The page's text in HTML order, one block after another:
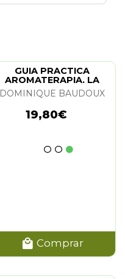
GUIA PRACTICA
AROMATERAPIA. LA
DIFUSION
DOMINIQUE BAUDOUX
19,80€
Comprar